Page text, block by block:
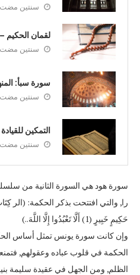
سنتين مضت
لقمان الحكيم –
سنتين مضت
سورة سبأ:
سنتين مضت
التمكين
سنتين مضت
سورة هود هي السورة الثانية من
را, والتي افتتحت بذكر الحكمة: (الر
حَكِيمٍ خَبِيرٍ (1) أَلَّا تَعْبُدُوا إِلَّا اللَّهَ..)
وإن كانت سورة يونس تمثل أساس
الحكمة في قلوب عباده وعقولهم,
الظلم, ومن الجهل في عقيدة سليمة